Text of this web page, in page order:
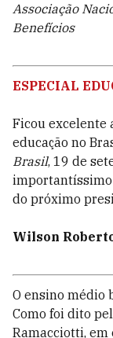
Associação
Benefícios
ESPECIAL
Ficou excelente
educação no
Brasil, 19 de
do próximo
Wilson
O ensino médio
Como foi dito
Ramacciotti, em